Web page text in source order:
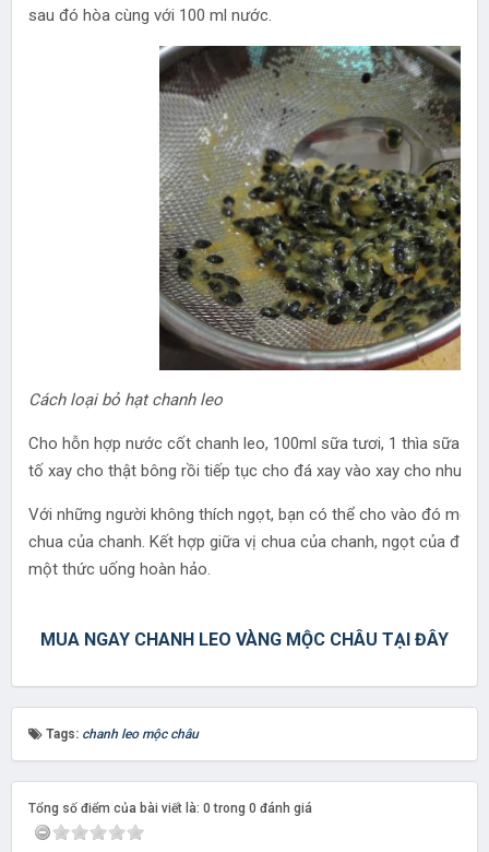
sau đó hòa cùng với 100 ml nước.
Cách loại bỏ hạt chanh leo
Cho hỗn hợp nước cốt chanh leo, 100ml sữa tươi, 1 thìa sữa
tố xay cho thật bông rồi tiếp tục cho đá xay vào xay cho
Với những người không thích ngọt, bạn có thể cho vào đó một
chua của chanh. Kết hợp giữa vị chua của chanh, ngọt của
một thức uống hoàn hảo.
MUA NGAY CHANH LEO VÀNG MỘC CHÂU TẠI ĐÂY
Tags: chanh leo mộc châu
Tổng số điểm của bài viết là: 0 trong 0 đánh giá